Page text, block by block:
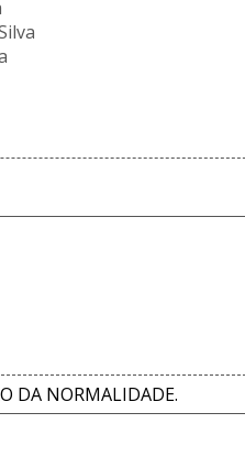
DA NORMALIDADE.